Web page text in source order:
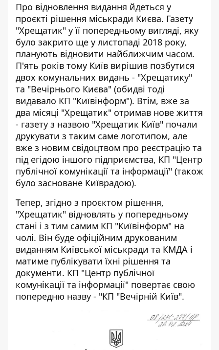
Про відновлення видання йдеться у
проєкті рішення міськради Києва. Газету
"Хрещатик" у її попередньому вигляді, яку
було закрито ще у листопаді 2018 року,
планують відновити найближчим часом.
П'ять років тому Київ вирішив позбутися
двох комунальних видань - "Хрещатику"
та "Вечірнього Києва" (обидві тоді
видавало КП "Київінформ"). Втім, вже за
два місяці "Хрещатик" отримав нове життя
- газету з назвою "Хрещатик Київ" почали
друкувати з таким саме логотипом, але
вже з новим свідоцтвом про реєстрацію та
під егідою іншого підприємства, КП "Центр
публічної комунікації та інформації" (також
було засноване Київрадою).
Тепер, згідно з проєктом рішення,
"Хрещатик" відновлять у попередньому
стані і з тим самим КП "Київінформ" на
чолі. Він буде офіційним друкованим
виданням Київської міськради та КМДА і
матиме публікувати їхні рішення та
документи. КП "Центр публічної
комунікації та інформації" повертає свою
попередню назву - "КП "Вечірній Київ".